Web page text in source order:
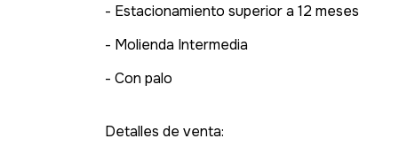
- Estacionamiento superior a 12 meses
- Molienda Intermedia
- Con palo
Detalles de venta: